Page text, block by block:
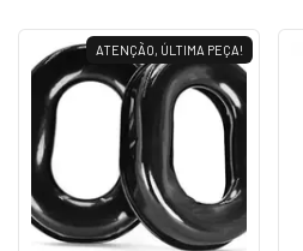
ATENÇÃO, ÚLTIMA PEÇA!